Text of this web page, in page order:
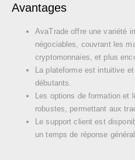
Avantages
AvaTrade offre une variété
négociables, couvrant les
cryptomonnaies, et plus
La plateforme est intuitive
débutants.
Les options de formation et
robustes, permettant aux
Le support client est
un temps de réponse